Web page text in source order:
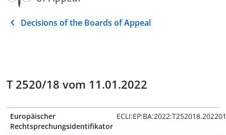
Decisions of the Boards of Appeal
T 2520/18 vom 11.01.2022
Europäischer
Rechtsprechungsidentifikator